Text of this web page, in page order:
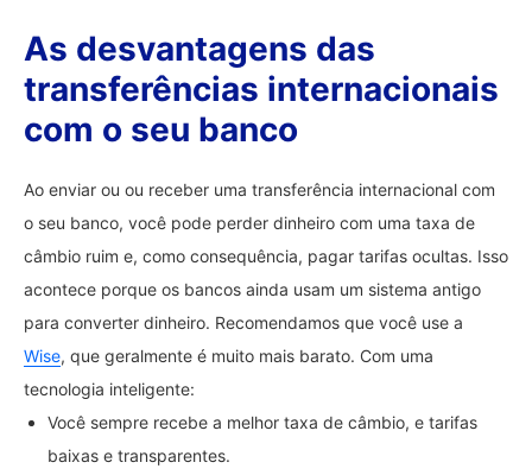
As desvantagens das
transferências internacionais
com o seu banco
Ao enviar ou ou receber uma transferência internacional com
o seu banco, você pode perder dinheiro com uma taxa de
câmbio ruim e, como consequência, pagar tarifas ocultas. Isso
acontece porque os bancos ainda usam um sistema antigo
para converter dinheiro. Recomendamos que você use a
Wise, que geralmente é muito mais barato. Com uma
tecnologia inteligente:
Você sempre recebe a melhor taxa de câmbio, e tarifas
baixas e transparentes.